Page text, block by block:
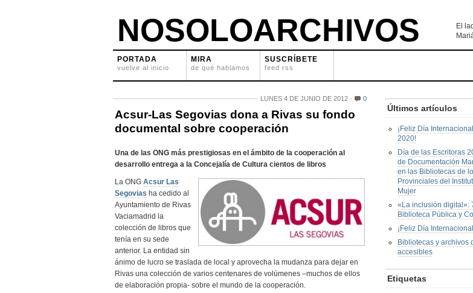
NOSOLOARCHIVOS
El
PORTADA
vuelve al inicio
MIRA
de qué hablamos
SUSCRÍBETE
feed rss
LUNES 4 DE JUNIO DE 2012 0
Acsur-Las Segovias dona a Rivas su fondo
documental sobre cooperación
Una de las ONG más prestigiosas en el ámbito de la cooperación al
desarrollo entrega a la Concejalía de Cultura cientos de libros
La ONG Acsur Las
Segovias ha cedido al
Ayuntamiento de Rivas
Vaciamadrid la
colección de libros que
tenía en su sede
anterior. La entidad sin
ánimo de lucro se traslada de local y aprovecha la mudanza para dejar en
Rivas una colección de varios centenares de volúmenes –muchos de ellos
de elaboración propia- sobre el mundo de la cooperación.
Últimos artículos
¡Feliz Día
2020!
Día de las Escritoras
de Documentación
en las Bibliotecas de
Provinciales del
Mujer
«La inclusión digital»:
Biblioteca Pública y
¡Feliz Día
Bibliotecas y archivos
accesibles
Etiquetas